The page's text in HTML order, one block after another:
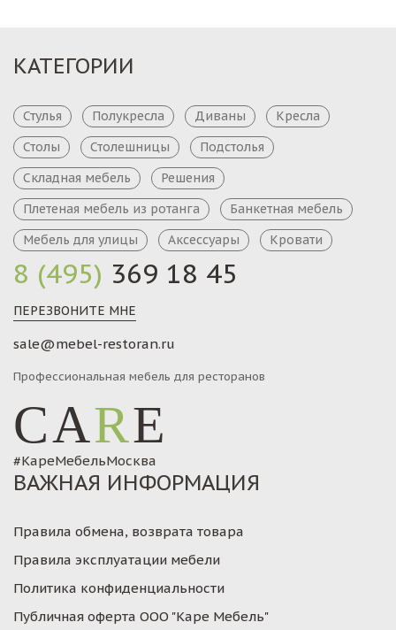
8 (495) 369 18 45
ПЕРЕЗВОНИТЕ МНЕ
sale@mebel-restoran.ru
Профессиональная мебель для ресторанов
CARE
#КареМебельМосква
КАТЕГОРИИ
Стулья Полукресла Диваны
Кресла
Столы
Столешницы
Подстолья
Складная мебель
Решения
Плетеная мебель из ротанга
Банкетная мебель
Мебель для улицы
Аксессуары Кровати
ВАЖНАЯ ИНФОРМАЦИЯ
Правила обмена, возврата товара
Правила эксплуатации мебели
Политика конфиденциальности
Публичная оферта ООО "Каре Мебель"